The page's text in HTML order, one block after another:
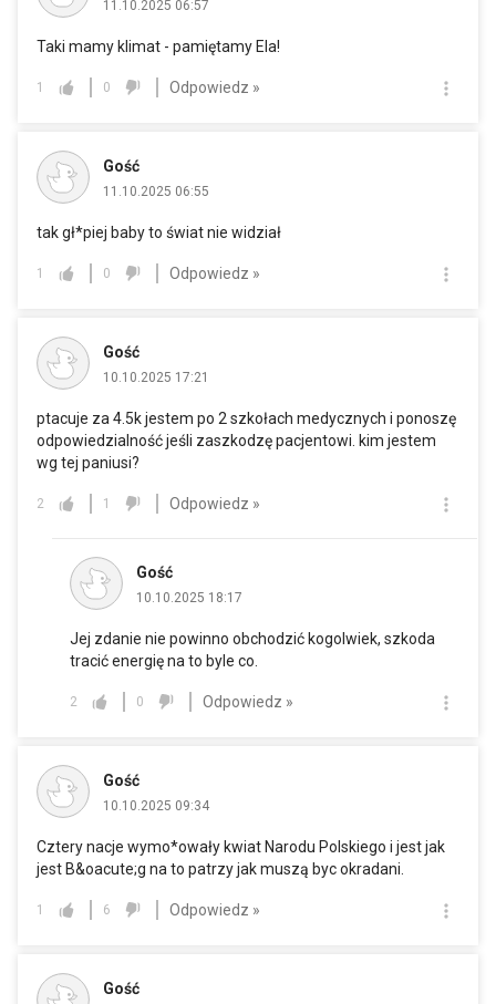
11.10.2025 06:57
Taki mamy klimat - pamiętamy Ela!
1 0 Odpowiedz »
Gość
11.10.2025 06:55
tak gł*piej baby to świat nie widział
1 0 Odpowiedz »
Gość
10.10.2025 17:21
ptacuje za 4.5k jestem po 2 szkołach medycznych i ponoszę
odpowiedzialność jeśli zaszkodzę pacjentowi. kim jestem
wg tej paniusi?
2 1 Odpowiedz »
Gość
10.10.2025 18:17
Jej zdanie nie powinno obchodzić kogolwiek, szkoda
tracić energię na to byle co.
2 0 Odpowiedz »
Gość
10.10.2025 09:34
Cztery nacje wymo*owały kwiat Narodu Polskiego i jest jak
jest B&oacute;g na to patrzy jak muszą byc okradani.
1 6 Odpowiedz »
Gość